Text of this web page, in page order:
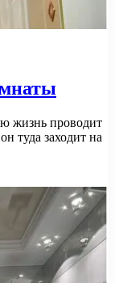
жизнь проводит
туда заходит на